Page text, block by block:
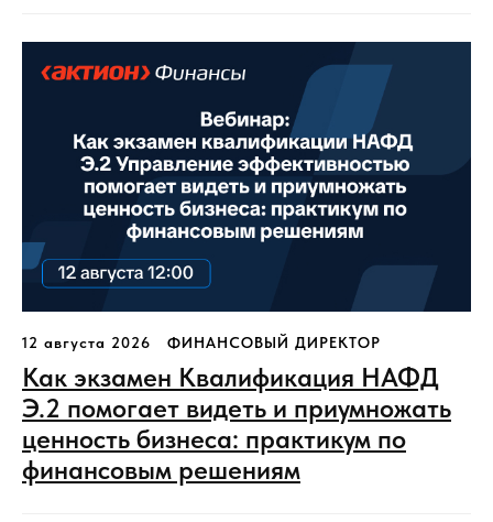
12 августа 2026 ФИНАНСОВЫЙ ДИРЕКТОР
Как экзамен Квалификация НАФД
Э.2 помогает видеть и приумножать
ценность бизнеса: практикум по
финансовым решениям